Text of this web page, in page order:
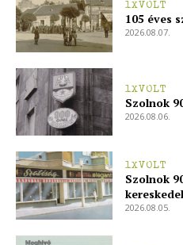
1XVOLT
105 éves
2026.08.07.
1XVOLT
Szolnok
2026.08.06.
1XVOLT
Szolnok
2026.08.05.